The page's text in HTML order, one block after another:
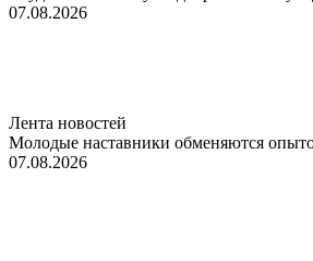
07.08.2026
Лента новостей
Молодые наставники обменяются
07.08.2026